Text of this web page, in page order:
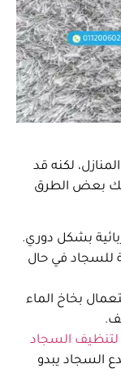
لكنه قد
بعض الطرق
بشكل دوري.
للسجاد في حال
بخاخ الماء
السجاد
السجاد يبدو